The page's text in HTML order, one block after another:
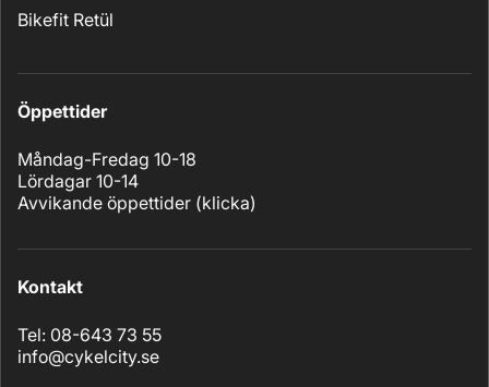
Bikefit Retül
Öppettider
Måndag-Fredag 10-18
Lördagar 10-14
Avvikande öppettider (klicka)
Kontakt
Tel: 08-643 73 55
info@cykelcity.se